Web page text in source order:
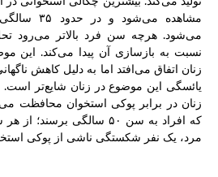
مشاهده
می‌شود. هرچه سن فرد بالاتر می‌رود
نسبت به بازسازی آن پیدا می‌کند. این
زنان اتفاق می‌افتد اما به دلیل کاهش
یائسگی این موضوع در زنان شایع‌تر
زنان در برابر پوکی استخوان محافظت
که افراد به سن ۵۰ سالگی
مرد، یک نفر شکستگی ناشی از پوکی